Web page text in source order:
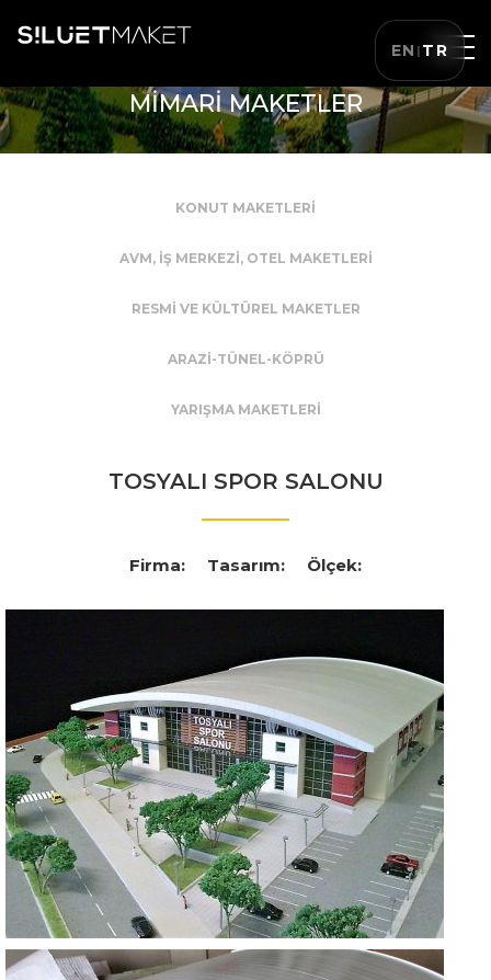
EN | TR
MİMARİ MAKETLER
KONUT MAKETLERİ
AVM, İŞ MERKEZİ, OTEL MAKETLERİ
RESMİ VE KÜLTÜREL MAKETLER
ARAZİ-TÜNEL-KÖPRÜ
YARIŞMA MAKETLERİ
TOSYALI SPOR SALONU
Firma: Tasarım: Ölçek: